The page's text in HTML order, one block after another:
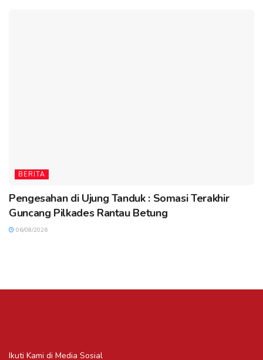
BERITA
Pengesahan di Ujung Tanduk : Somasi Terakhir
Guncang Pilkades Rantau Betung
06/08/2026
Ikuti Kami di Media Sosial